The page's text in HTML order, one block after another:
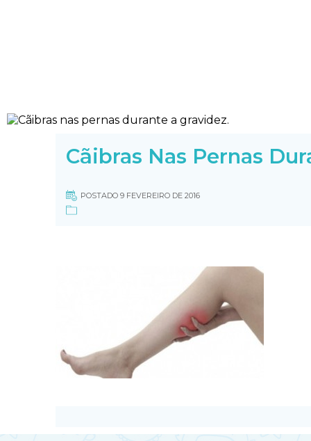
Cãibras Nas Pernas
POSTADO 9 FEVEREIRO DE 2016